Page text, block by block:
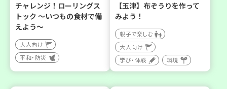
チャレンジ！ローリングス
トック ～いつもの食材で備
えよう～
大人向け
平和・防災
【玉津】布ぞうりを作って
みよう！
親子で楽しむ
大人向け
学び・体験
環境